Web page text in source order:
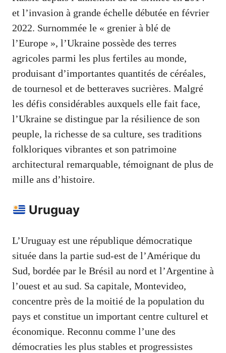
et l’invasion à grande échelle débutée en février
2022. Surnommée le « grenier à blé de
l’Europe », l’Ukraine possède des terres
agricoles parmi les plus fertiles au monde,
produisant d’importantes quantités de céréales,
de tournesol et de betteraves sucrières. Malgré
les défis considérables auxquels elle fait face,
l’Ukraine se distingue par la résilience de son
peuple, la richesse de sa culture, ses traditions
folkloriques vibrantes et son patrimoine
architectural remarquable, témoignant de plus de
mille ans d’histoire.
Uruguay
L’Uruguay est une république démocratique
située dans la partie sud-est de l’Amérique du
Sud, bordée par le Brésil au nord et l’Argentine à
l’ouest et au sud. Sa capitale, Montevideo,
concentre près de la moitié de la population du
pays et constitue un important centre culturel et
économique. Reconnu comme l’une des
démocraties les plus stables et progressistes